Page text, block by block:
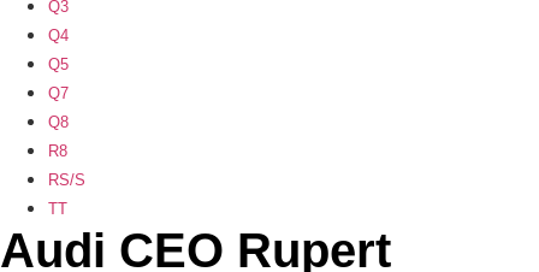
Q3
Q4
Q5
Q7
Q8
R8
RS/S
TT
Audi CEO Rupert